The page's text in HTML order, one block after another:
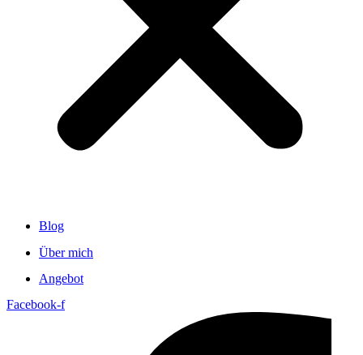
Blog
Über mich
Angebot
Facebook-f